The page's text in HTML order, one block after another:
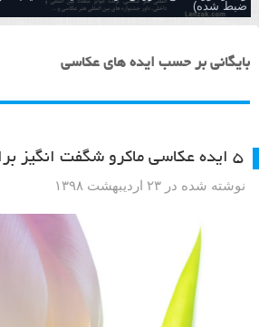
ضبط شده)
بایگانی بر حسب ایده های عکاسی
۵ ایده عکاسی ماکرو شگفت انگیز برای تحریک خلاقیت شما
نوشته شده در ۲۳ اردیبهشت ۱۳۹۸